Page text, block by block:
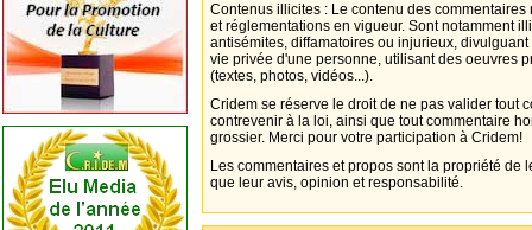
Contenus illicites : Le contenu des
et réglementations en vigueur. Sont notamment
antisémites, diffamatoires ou injurieux,
vie privée d'une personne, utilisant des oeuvres
(textes, photos, vidéos...).
Cridem se réserve le droit de ne pas valider tout
contrevenir à la loi, ainsi que tout commentaire
grossier. Merci pour votre participation à Cridem!
Les commentaires et propos sont la propriété de
que leur avis, opinion et responsabilité.